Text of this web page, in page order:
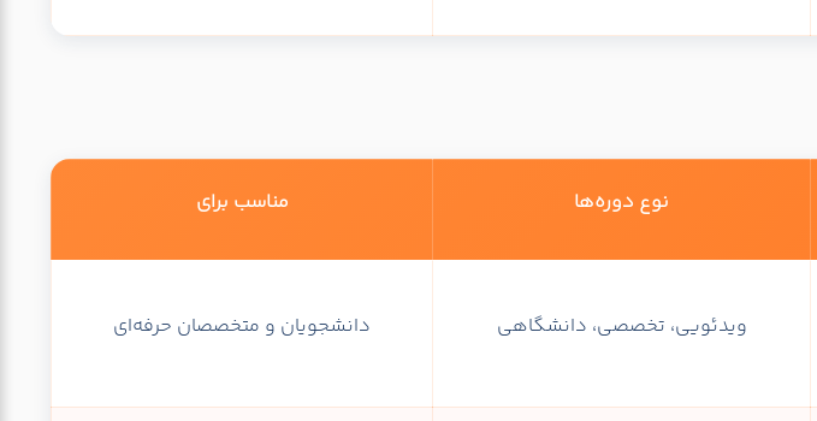
نوع دوره‌ها مناسب برای
ویدئویی، تخصصی، دانشگاهی دانشجویان و متخصصان حرفه‌ای